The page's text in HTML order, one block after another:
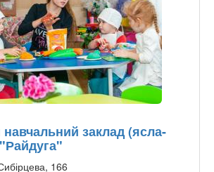
заклад (ясла-
166